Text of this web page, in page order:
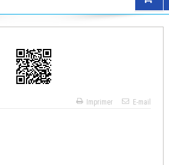
Imprimer E-mail